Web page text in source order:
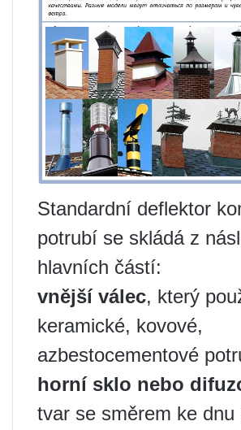
Standardní deflektor
potrubí se skládá z
hlavních částí:
vnější válec, který
keramické, kovové,
azbestocementové
horní sklo nebo
tvar se směrem ke dnu